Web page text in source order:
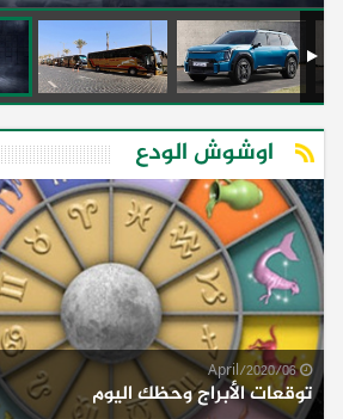
اوشوش الودع
06/April/2020
توقعات الأبراج وحظك اليوم